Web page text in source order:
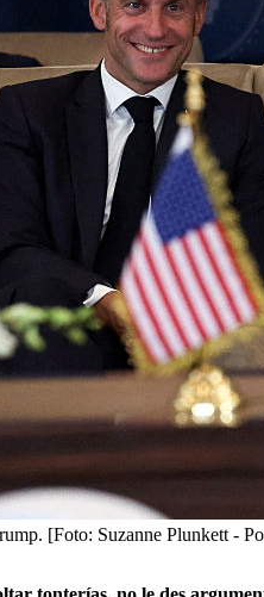
[Foto: Suzanne Plunkett -